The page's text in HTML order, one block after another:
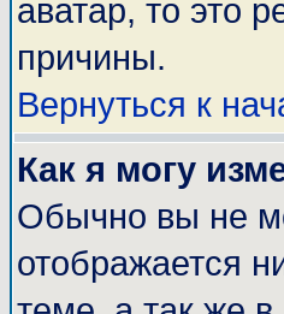
аватар, то это
причины.
Вернуться к
Как я могу
Обычно вы не
отображается